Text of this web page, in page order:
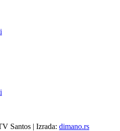
Santos | Izrada: dimano.rs